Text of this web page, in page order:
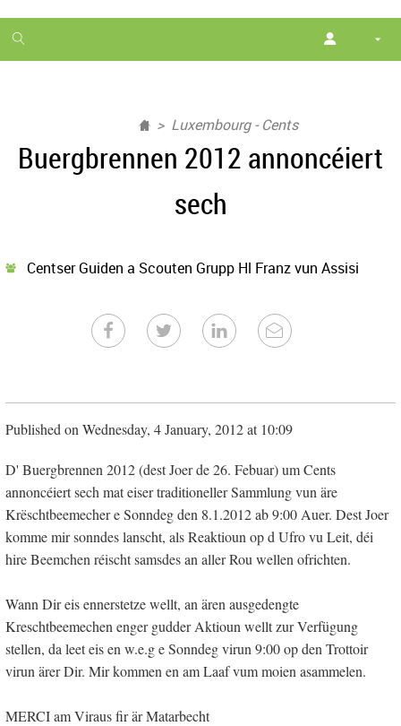
1
month
Luxembourg - Cents
Buergbrennen 2012 annoncéiert
sech
Centser Guiden a Scouten Grupp Hl Franz vun Assisi
Published on Wednesday, 4 January, 2012 at 10:09
D' Buergbrennen 2012 (dest Joer de 26. Febuar) um Cents
annoncéiert sech mat eiser traditioneller Sammlung vun äre
Krëschtbeemecher e Sonndeg den 8.1.2012 ab 9:00 Auer. Dest Joer
komme mir sonndes lanscht, als Reaktioun op d Ufro vu Leit, déi
hire Beemchen réischt samsdes an aller Rou wellen ofrichten.
Wann Dir eis ennerstetze wellt, an ären ausgedengte
Kreschtbeemechen enger gudder Aktioun wellt zur Verfügung
stellen, da leet eis en w.e.g e Sonndeg virun 9:00 op den Trottoir
virun ärer Dir. Mir kommen en am Laaf vum moien asammelen.
MERCI am Viraus fir är Matarbecht